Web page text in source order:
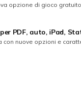
opzione di gioco
PDF, auto, iPad,
nuove opzioni e